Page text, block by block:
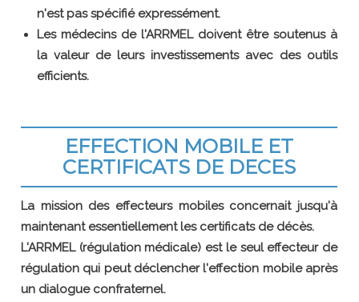
n'est pas spécifié expressément.
Les médecins de l'ARRMEL doivent être soutenus à
la valeur de leurs investissements avec des outils
efficients.
EFFECTION MOBILE ET
CERTIFICATS DE DECES
La mission des effecteurs mobiles concernait jusqu'à
maintenant essentiellement les certificats de décès.
L'ARRMEL (régulation médicale) est le seul effecteur de
régulation qui peut déclencher l'effection mobile après
un dialogue confraternel.